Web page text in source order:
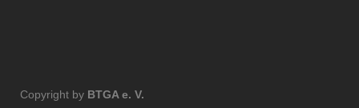
Copyright by BTGA e. V.